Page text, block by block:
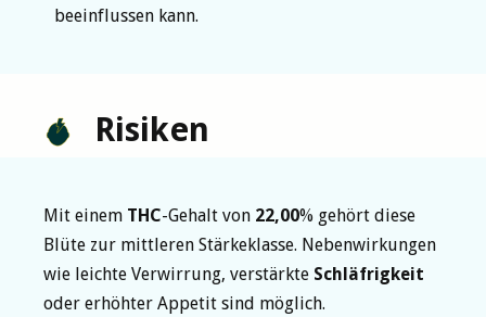
beeinflussen kann.
Risiken
Mit einem THC-Gehalt von 22,00% gehört diese
Blüte zur mittleren Stärkeklasse. Nebenwirkungen
wie leichte Verwirrung, verstärkte Schläfrigkeit
oder erhöhter Appetit sind möglich.